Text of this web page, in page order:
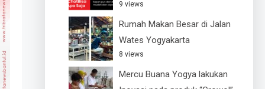
9 views
Rumah Makan Besar di Jalan
Wates Yogyakarta
8 views
Mercu Buana Yogya lakukan